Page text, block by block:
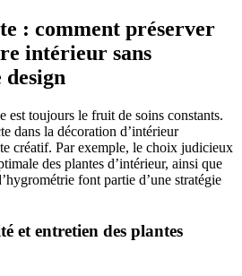
: comment préserver
intérieur sans
est toujours le fruit de soins constants.
dans la décoration d’intérieur
créatif. Par exemple, le choix judicieux
des plantes d’intérieur, ainsi que
font partie d’une stratégie
et entretien des plantes